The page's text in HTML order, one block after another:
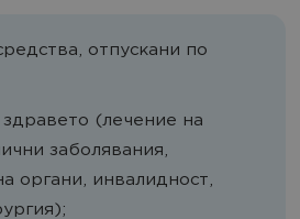
отпускани по
(лечение на
заболявания,
органи, инвалидност,